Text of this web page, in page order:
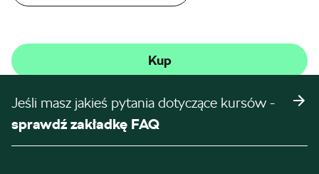
Kup
Jeśli masz jakieś pytania dotyczące kursów -
sprawdź zakładkę FAQ